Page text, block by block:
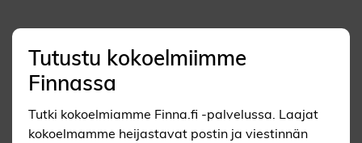
Tutustu kokoelmiimme
Finnassa
Tutki kokoelmiamme Finna.fi -palvelussa. Laajat
kokoelmamme heijastavat postin ja viestinnän